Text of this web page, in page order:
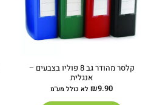
קלסר מהודר גב 8 פוליו בצבעים –
אנגלית
₪9.90 לא כולל מע"מ